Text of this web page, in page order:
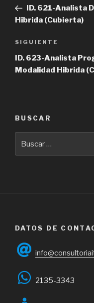
entradas
anterior
ID. 621-Analista
Hibrida (Cubierta)
Siguiente
entrada
SIGUIENTE
ID. 623-Analista
Modalidad Hibrida
BUSCAR
por:
DATOS DE
2135-3343